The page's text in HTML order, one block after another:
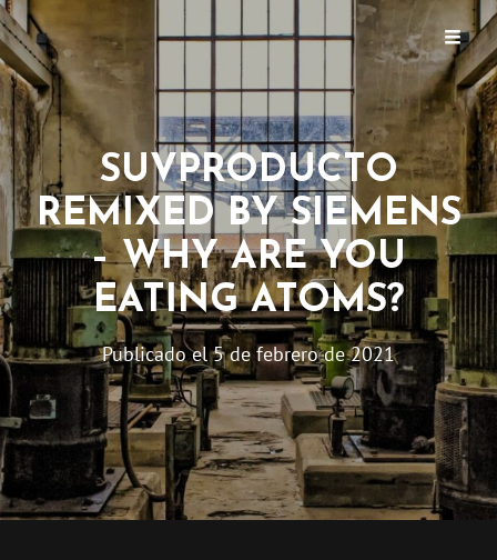
EL QUÉ? PRODUKT
SUVPRODUCTO
REMIXED BY SIEMENS
– WHY ARE YOU
EATING ATOMS?
Publicado el5 de febrero de 2021